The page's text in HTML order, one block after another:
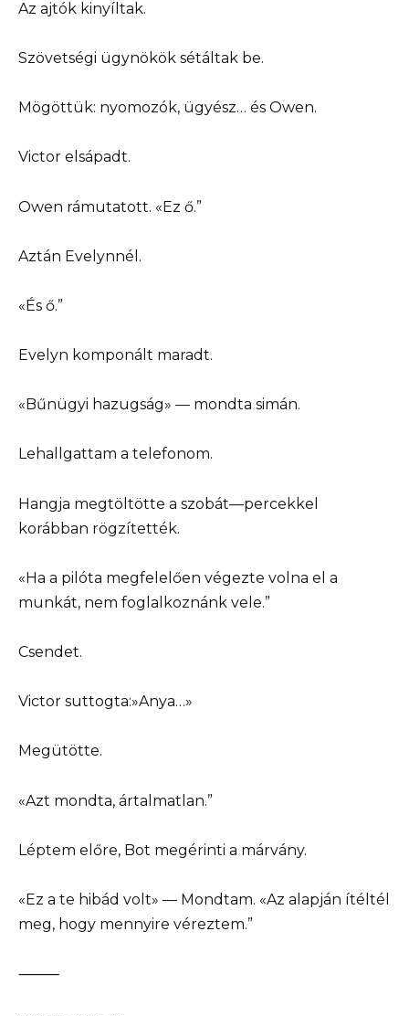
Az ajtók kinyíltak.
Szövetségi ügynökök sétáltak be.
Mögöttük: nyomozók, ügyész… és Owen.
Victor elsápadt.
Owen rámutatott. «Ez ő.”
Aztán Evelynnél.
«És ő.”
Evelyn komponált maradt.
«Bűnügyi hazugság» — mondta simán.
Lehallgattam a telefonom.
Hangja megtöltötte a szobát—percekkel
korábban rögzítették.
«Ha a pilóta megfelelően végezte volna el a
munkát, nem foglalkoznánk vele.”
Csendet.
Victor suttogta:»Anya…»
Megütötte.
«Azt mondta, ártalmatlan.”
Léptem előre, Bot megérinti a márvány.
«Ez a te hibád volt» — Mondtam. «Az alapján ítéltél
meg, hogy mennyire véreztem.”
⸻